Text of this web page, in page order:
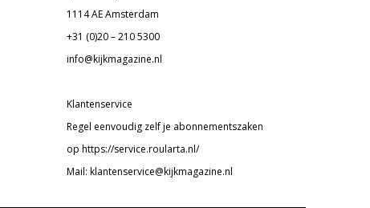
1114 AE Amsterdam
+31 (0)20 – 210 5300
info@kijkmagazine.nl
Klantenservice
Regel eenvoudig zelf je abonnementszaken
op https://service.roularta.nl/
Mail: klantenservice@kijkmagazine.nl